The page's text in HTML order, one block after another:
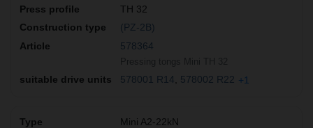
TH 32
(PZ-2B)
578364
578001 R14 578002 R22 +1
Mini A2-22kN